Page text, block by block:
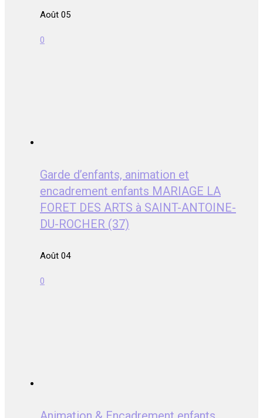
Août 05
0
Garde d’enfants, animation et
encadrement enfants MARIAGE LA
FORET DES ARTS à SAINT-ANTOINE-
DU-ROCHER (37)
Août 04
0